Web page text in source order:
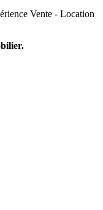
Vente - Location